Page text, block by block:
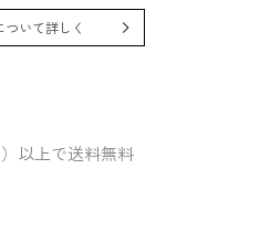
いて詳しく
以上で送料無料